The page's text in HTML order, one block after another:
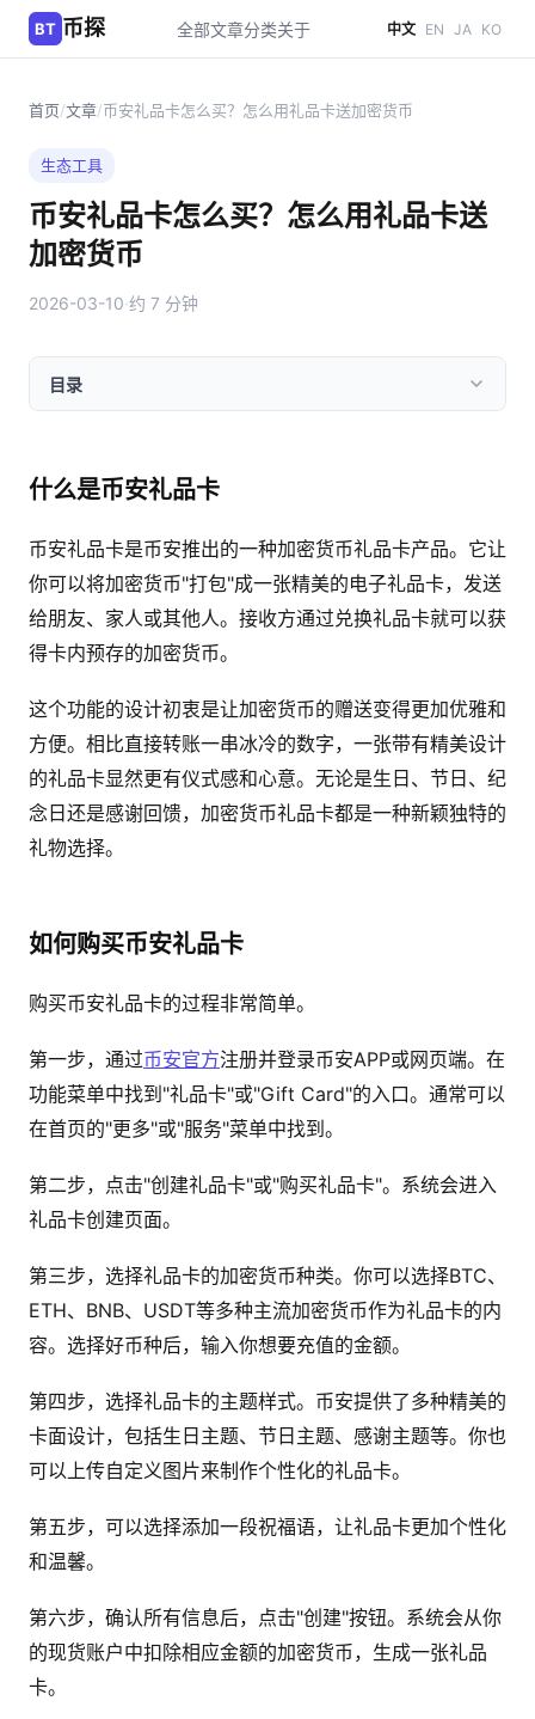
BT 币探 全部文章分类关于 中文 EN JA KO
首页/文章/币安礼品卡怎么买？怎么用礼品卡送加密货币
生态工具
币安礼品卡怎么买？怎么用礼品卡送
加密货币
2026-03-10·约 7 分钟
目录
什么是币安礼品卡
币安礼品卡是币安推出的一种加密货币礼品卡产品。它让
你可以将加密货币"打包"成一张精美的电子礼品卡，发送
给朋友、家人或其他人。接收方通过兑换礼品卡就可以获
得卡内预存的加密货币。
这个功能的设计初衷是让加密货币的赠送变得更加优雅和
方便。相比直接转账一串冰冷的数字，一张带有精美设计
的礼品卡显然更有仪式感和心意。无论是生日、节日、纪
念日还是感谢回馈，加密货币礼品卡都是一种新颖独特的
礼物选择。
如何购买币安礼品卡
购买币安礼品卡的过程非常简单。
第一步，通过币安官方注册并登录币安APP或网页端。在
功能菜单中找到"礼品卡"或"Gift Card"的入口。通常可以
在首页的"更多"或"服务"菜单中找到。
第二步，点击"创建礼品卡"或"购买礼品卡"。系统会进入
礼品卡创建页面。
第三步，选择礼品卡的加密货币种类。你可以选择BTC、
ETH、BNB、USDT等多种主流加密货币作为礼品卡的内
容。选择好币种后，输入你想要充值的金额。
第四步，选择礼品卡的主题样式。币安提供了多种精美的
卡面设计，包括生日主题、节日主题、感谢主题等。你也
可以上传自定义图片来制作个性化的礼品卡。
第五步，可以选择添加一段祝福语，让礼品卡更加个性化
和温馨。
第六步，确认所有信息后，点击"创建"按钮。系统会从你
的现货账户中扣除相应金额的加密货币，生成一张礼品
卡。